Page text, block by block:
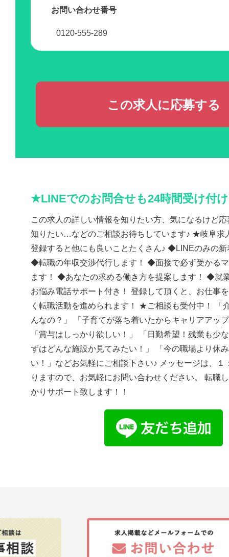
お問い合わせ番号
0120-555-289
この求人に応募する
★LINEでのお問合せも24時間受け付
この求人の詳しい情報を知りたい方、気になるけど
知りたい…などのご相談お待ちしています♪ ★岐阜求
登録すると他にも良いことたくさん♪ ◆LINEのみの
◆転職の年収交渉代行します！ ◆面接で必ず受かる
ます！ ◆あなたの求める働き方を提案します！ ◆就
お悩み電話サポート付き！ 登録して頂くと、お仕事
く転職活動を進められます！ ★ご相談も受付中！ 「
んなの？」 「子育てが落ち着いたからキャリアアッ
「賞与はしっかり欲しい！」 「日勤希望！残業も少
ずはどんな施設か見てみたい！」 「今の職場より休
い！」などお気軽にご相談下さい♪ メッセージは、１
りますので、お気軽にお問い合わせください。 転職
かりサポート致します！！